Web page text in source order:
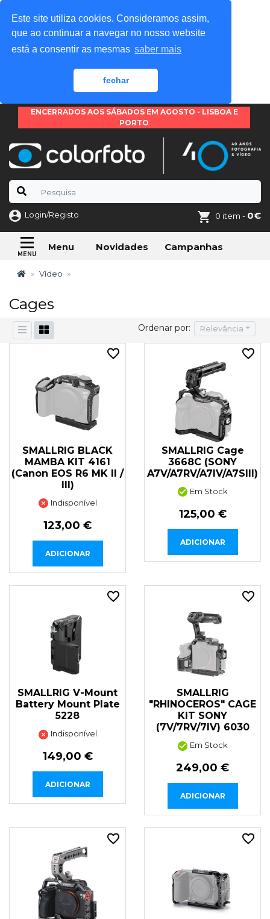
Este site utiliza cookies. Consideramos assim,
que ao continuar a navegar no nosso website
está a consentir as mesmas saber mais
fechar
ENCERRADOS AOS SÁBADOS EM AGOSTO - LISBOA E
PORTO
Login/Registo 0 item - 0€
Menu Novidades Campanhas
Vídeo
Cages
Ordenar por: Relevância
SMALLRIG BLACK
MAMBA KIT 4161
(Canon EOS R6 MK II /
III)
Indisponível
123,00 €
ADICIONAR
SMALLRIG Cage
3668C (SONY
A7V/A7RV/A7IV/A7SIII)
Em Stock
125,00 €
ADICIONAR
SMALLRIG V-Mount
Battery Mount Plate
5228
Indisponível
149,00 €
ADICIONAR
SMALLRIG
"RHINOCEROS" CAGE
KIT SONY
(7V/7RV/7IV) 6030
Em Stock
249,00 €
ADICIONAR